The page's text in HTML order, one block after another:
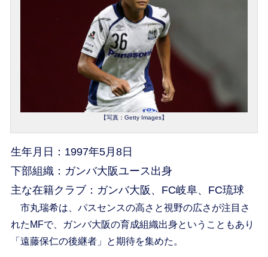
【写真：Getty Images】
生年月日：1997年5月8日
下部組織：ガンバ大阪ユース出身
主な在籍クラブ：ガンバ大阪、FC岐阜、FC琉球
市丸瑞希は、パスセンスの高さと視野の広さが注目さ
れたMFで、ガンバ大阪の育成組織出身ということもあり
「遠藤保仁の後継者」と期待を集めた。